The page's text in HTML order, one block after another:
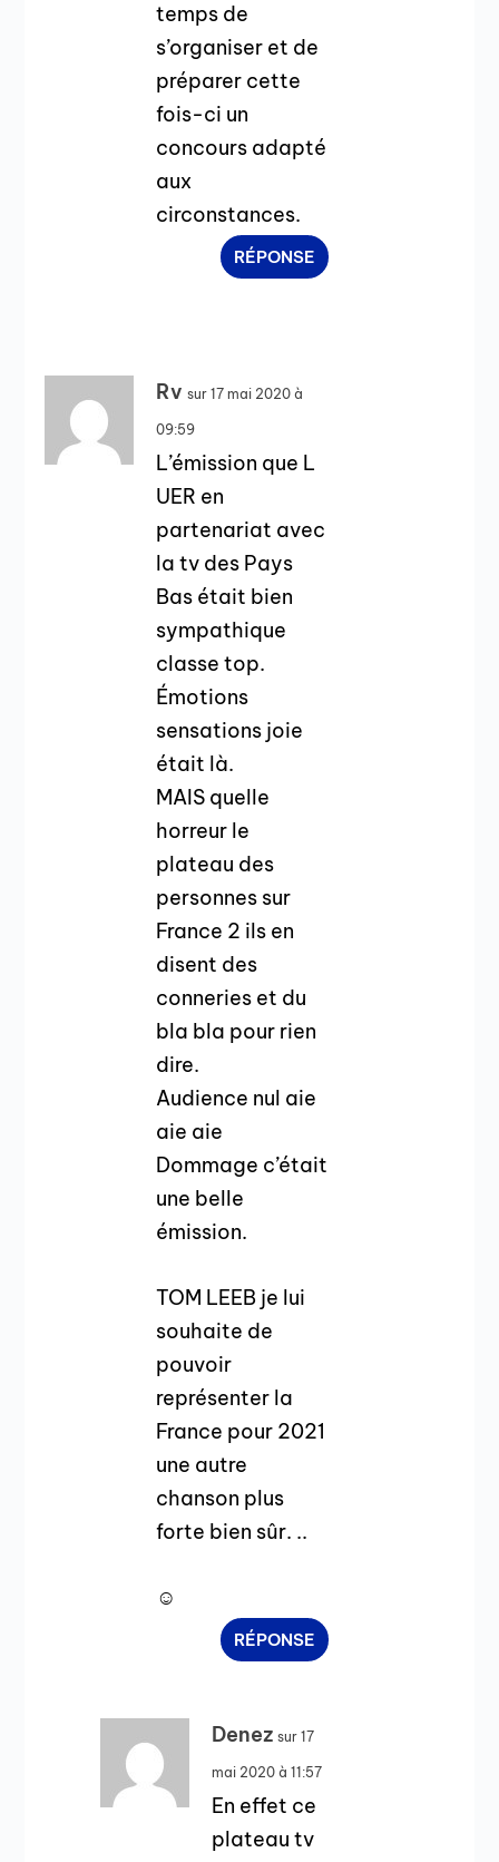
temps de
s’organiser et de
préparer cette
fois-ci un
concours adapté
aux
circonstances.
RÉPONSE
Rv sur 17 mai 2020 à
09:59
L’émission que L
UER en
partenariat avec
la tv des Pays
Bas était bien
sympathique
classe top.
Émotions
sensations joie
était là.
MAIS quelle
horreur le
plateau des
personnes sur
France 2 ils en
disent des
conneries et du
bla bla pour rien
dire.
Audience nul aie
aie aie
Dommage c’était
une belle
émission.
TOM LEEB je lui
souhaite de
pouvoir
représenter la
France pour 2021
une autre
chanson plus
forte bien sûr. ..
☺
RÉPONSE
Denez sur 17
mai 2020 à 11:57
En effet ce
plateau tv